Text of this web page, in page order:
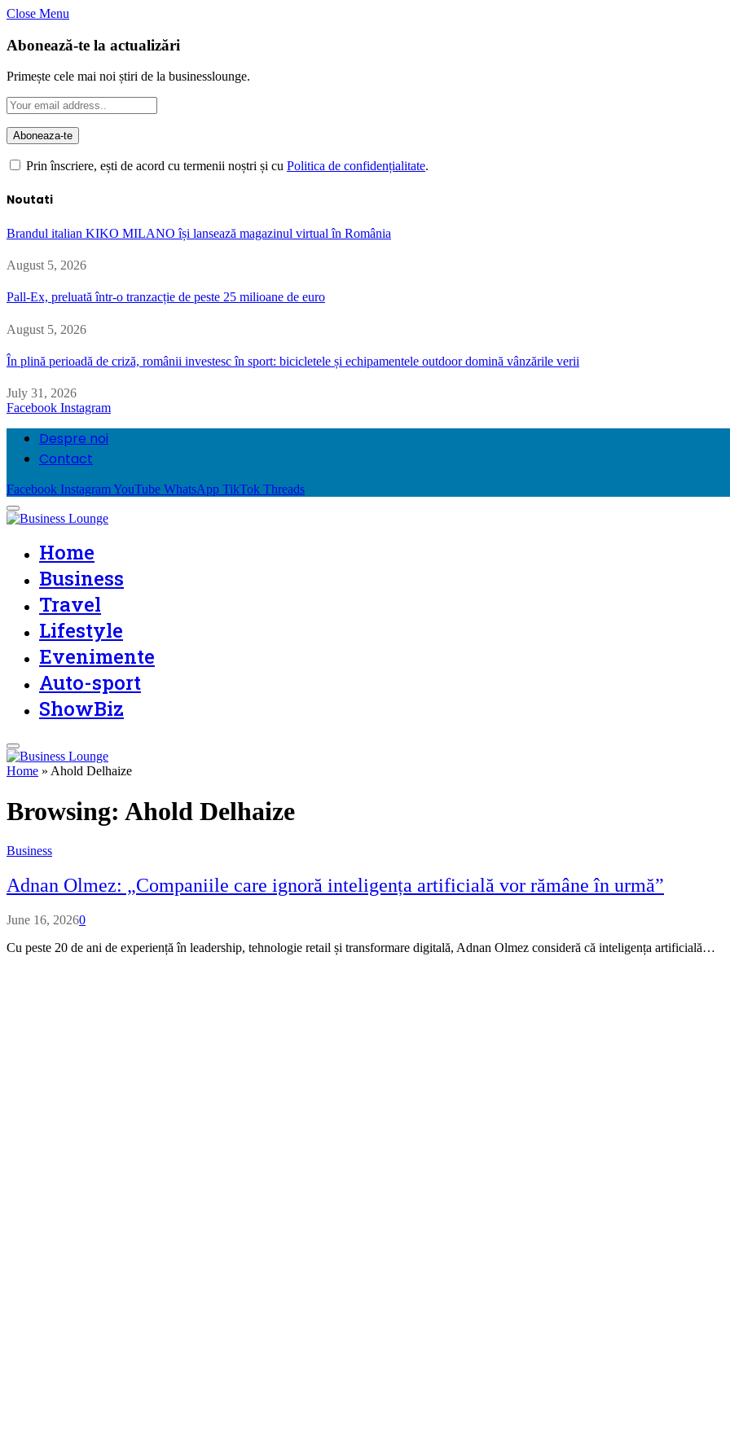
Close Menu
Abonează-te la actualizări
Primește cele mai noi știri de la businesslounge.
Prin înscriere, ești de acord cu termenii noștri și cu Politica de confidențialitate.
Noutati
Brandul italian KIKO MILANO își lansează magazinul virtual în România
August 5, 2026
Pall-Ex, preluată într-o tranzacție de peste 25 milioane de euro
August 5, 2026
În plină perioadă de criză, românii investesc în sport: bicicletele și echipamentele outdoor domină vânzările verii
July 31, 2026
Facebook Instagram
Despre noi
Contact
Facebook InstagramYouTube WhatsApp TikTok Threads
Home
Business
Travel
Lifestyle
Evenimente
Auto-sport
ShowBiz
Home » Ahold Delhaize
Browsing: Ahold Delhaize
Business
Adnan Olmez: „Companiile care ignoră inteligența artificială vor rămâne în urmă”
June 16, 20260
Cu peste 20 de ani de experiență în leadership, tehnologie retail și transformare digitală, Adnan Olmez consideră că inteligența artificială…